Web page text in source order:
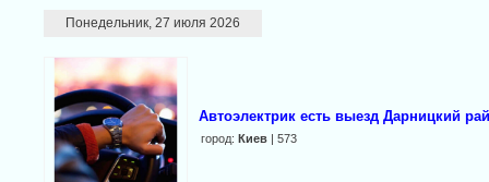
Понедельник, 27 июля 2026
Автоэлектрик есть выезд Дарницкий
город: Киев | 573